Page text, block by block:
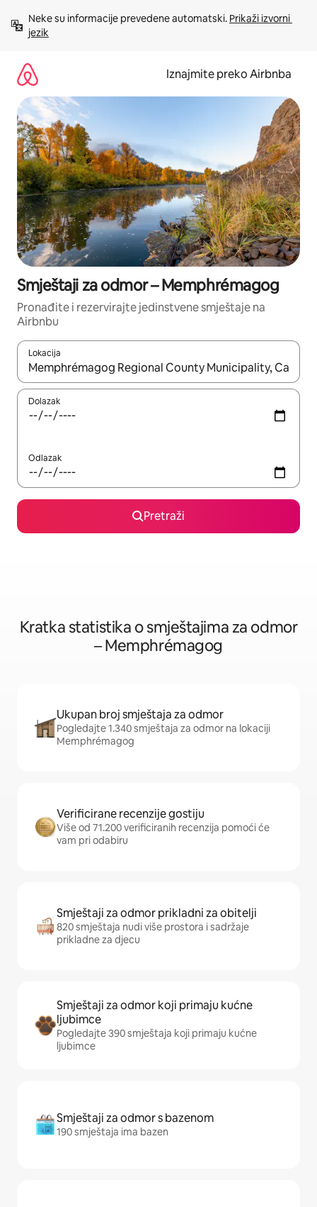
sadržaj
Neke su informacije prevedene automatski. Prikaži izvorni
jezik
Iznajmite preko Airbnba
Smještaji za odmor – Memphrémagog
Pronađite i rezervirajte jedinstvene smještaje na
Airbnbu
Lokacija
Kada budu dostupni rezultati, moći ćete ih pregledati
Dolazak
Odlazak
Pretraži
Kratka statistika o smještajima za odmor
– Memphrémagog
Ukupan broj smještaja za odmor
Pogledajte 1.340 smještaja za odmor na lokaciji
Memphrémagog
Verificirane recenzije gostiju
Više od 71.200 verificiranih recenzija pomoći će
vam pri odabiru
Smještaji za odmor prikladni za obitelji
820 smještaja nudi više prostora i sadržaje
prikladne za djecu
Smještaji za odmor koji primaju kućne
ljubimce
Pogledajte 390 smještaja koji primaju kućne
ljubimce
Smještaji za odmor s bazenom
190 smještaja ima bazen